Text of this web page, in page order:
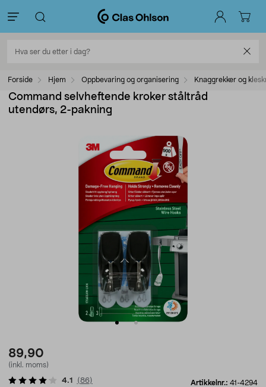
Forside Hjem Oppbevaring og organisering Knaggrekker og
Command selvheftende kroker ståltråd
utendørs, 2-pakning
89,90
(inkl. moms)
Artikkelnr.: 41-4294
4.1 (86)